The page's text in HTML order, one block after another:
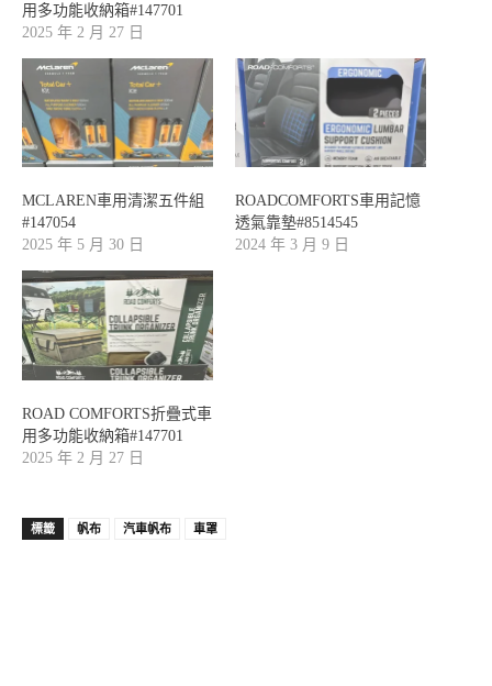
用多功能收納箱#147701
2025 年 2 月 27 日
MCLAREN車用清潔五件組
#147054
2025 年 5 月 30 日
ROADCOMFORTS車用記憶
透氣靠墊#8514545
2024 年 3 月 9 日
ROAD COMFORTS折疊式車
用多功能收納箱#147701
2025 年 2 月 27 日
標籤 帆布 汽車帆布 車罩